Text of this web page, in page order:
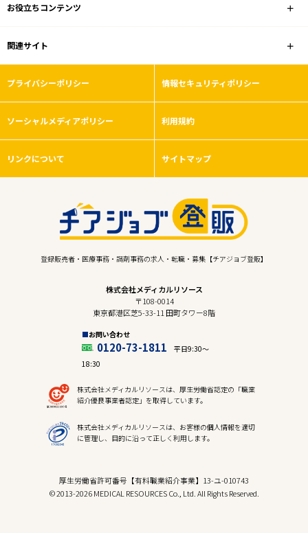
こだわり条件
フリーワード
お役立ちコンテンツ
関連サイト
プライバシーポリシー 情報セキュリティポリシー
ソーシャルメディアポリシー 利用規約
リンクについて サイトマップ
登録販売者・医療事務・調剤事務の求人・転職・募集【チアジョブ登販】
株式会社メディカルリソース
〒108-0014
東京都港区芝5-33-11 田町タワー8階
お問い合わせ
0120-73-1811
平日9:30〜
18:30
株式会社メディカルリソースは、厚生労働省認定の「職業
紹介優良事業者認定」を取得しています。
株式会社メディカルリソースは、お客様の個人情報を適切
に管理し、目的に沿って正しく利用します。
厚生労働省許可番号【有料職業紹介事業】13-ユ-010743
© 2013-2026 MEDICAL RESOURCES Co., Ltd. All Rights Reserved.